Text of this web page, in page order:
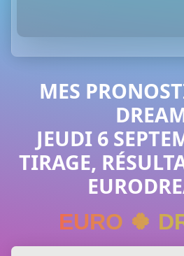
MES
JEUDI 6
TIRAGE,
EURO 🍀